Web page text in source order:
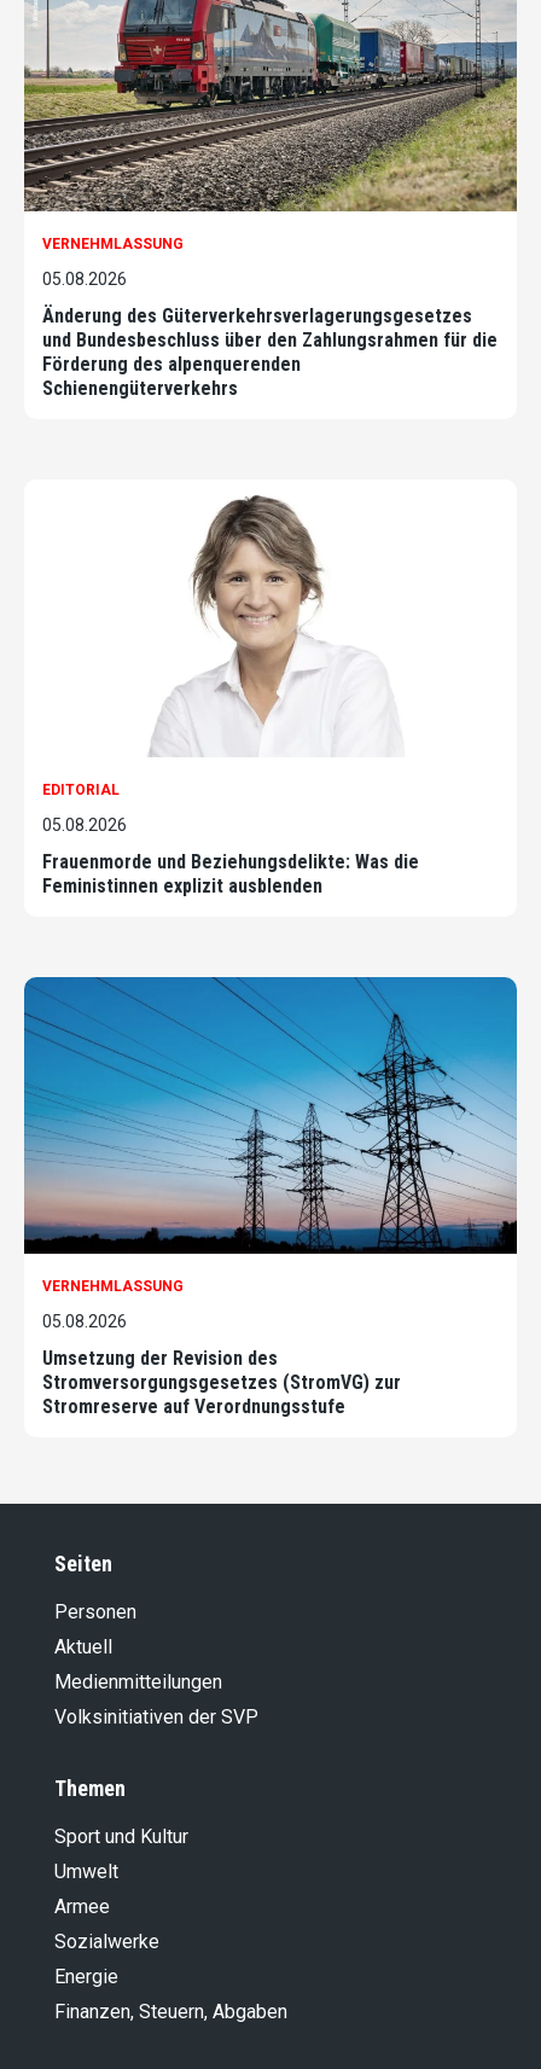
VERNEHMLASSUNG
05.08.2026
Änderung des Güterverkehrsverlagerungsgesetzes
und Bundesbeschluss über den Zahlungsrahmen für die
Förderung des alpenquerenden
Schienengüterverkehrs
EDITORIAL
05.08.2026
Frauenmorde und Beziehungsdelikte: Was die
Feministinnen explizit ausblenden
VERNEHMLASSUNG
05.08.2026
Umsetzung der Revision des
Stromversorgungsgesetzes (StromVG) zur
Stromreserve auf Verordnungsstufe
Seiten
Personen
Aktuell
Medienmitteilungen
Volksinitiativen der SVP
Themen
Sport und Kultur
Umwelt
Armee
Sozialwerke
Energie
Finanzen, Steuern, Abgaben